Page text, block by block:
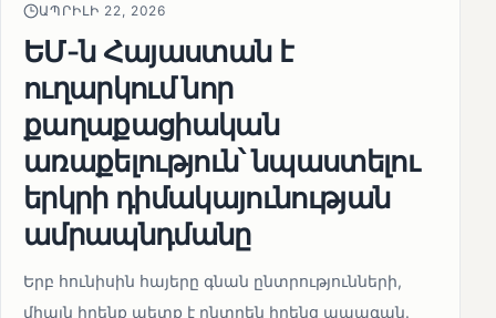
ԱՊՐԻԼԻ 22, 2026
ԵՄ-ն Հայաստան է
ուղարկում նոր
քաղաքացիական
առաքելություն՝ նպաստելու
երկրի դիմակայունության
ամրապնդմանը
Երբ հունիսին հայերը գնան ընտրությունների,
միայն իրենք պետք է ընտրեն իրենց ապագան.